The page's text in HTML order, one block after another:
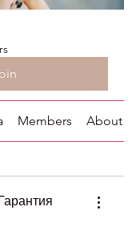
Members About